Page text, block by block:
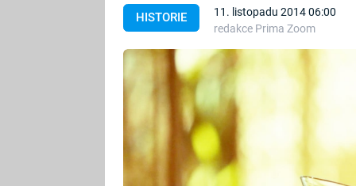
HISTORIE
11. listopadu 2014 06:00
redakce Prima Zoom